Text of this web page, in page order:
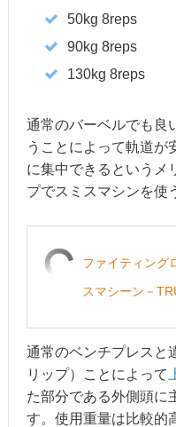
50kg 8reps
90kg 8reps
130kg 8reps
通常のバーベルでも良
うことによって軌道が
に集中できるというメ
プでスミスマシンを使
ファイティング
スマシーン－
通常のベンチプレスと
リップ）ことによって
た部分である外側頭に
す。使用重量は比較的